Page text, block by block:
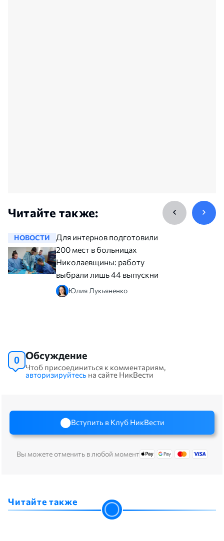
Читайте также:
НОВОСТИ
Для интернов подготовили
200 мест в больницах
Николаевщины: работу
выбрали лишь 44 выпускника
Юлия Лукьяненко
0 Обсуждение
Чтоб присоединиться к комментариям,
авторизируйтесь на сайте НикВести
Вступить в Клуб НикВести
Вы можете отменить в любой момент
Читайте также